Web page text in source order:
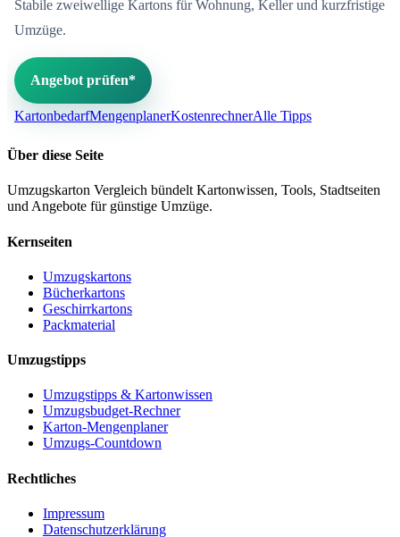
Stabile zweiwellige Kartons für Wohnung, Keller und kurzfristige
Umzüge.
Angebot prüfen*
KartonbedarfMengenplanerKostenrechnerAlle Tipps
Über diese Seite
Umzugskarton Vergleich bündelt Kartonwissen, Tools, Stadtseiten
und Angebote für günstige Umzüge.
Kernseiten
Umzugskartons
Bücherkartons
Geschirrkartons
Packmaterial
Umzugstipps
Umzugstipps & Kartonwissen
Umzugsbudget-Rechner
Karton-Mengenplaner
Umzugs-Countdown
Rechtliches
Impressum
Datenschutzerklärung